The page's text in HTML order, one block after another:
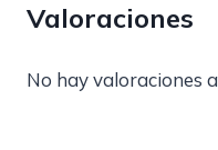
Valoraciones
No hay valoraciones